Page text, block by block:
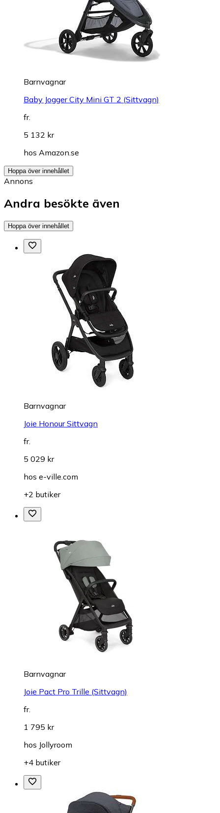
Barnvagnar
Baby Jogger City Mini GT 2 (Sittvagn)
fr.
5 132 kr
hos Amazon.se
Hoppa över innehållet
Annons
Andra besökte även
Hoppa över innehållet
Barnvagnar
Joie Honour Sittvagn
fr.
5 029 kr
hos e-ville.com
+2 butiker
Barnvagnar
Joie Pact Pro Trille (Sittvagn)
fr.
1 795 kr
hos Jollyroom
+4 butiker